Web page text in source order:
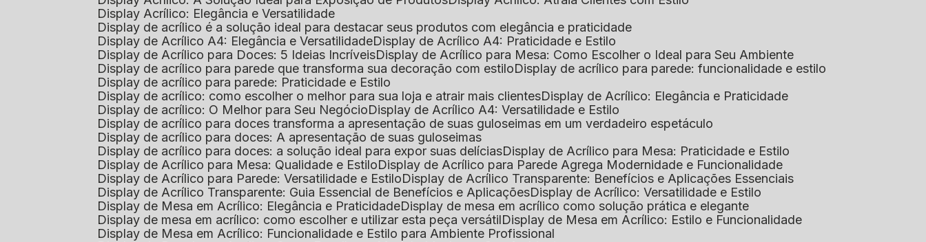
Display Acrílico: Elegância e Versatilidade
Display de acrílico é a solução ideal para destacar seus produtos com elegância e praticidade
Display de Acrílico A4: Elegância e Versatilidade
Display de Acrílico A4: Praticidade e Estilo
Display de Acrílico para Doces: 5 Ideias Incríveis
Display de Acrílico para Mesa: Como Escolher o Ideal para Seu Ambiente
Display de acrílico para parede que transforma sua decoração com estilo
Display de acrílico para parede: funcionalidade e estilo
Display de acrílico para parede: Praticidade e Estilo
Display de acrílico: como escolher o melhor para sua loja e atrair mais clientes
Display de Acrílico: Elegância e Praticidade
Display de acrílico: O Melhor para Seu Negócio
Display de Acrílico A4: Versatilidade e Estilo
Display de acrílico para doces transforma a apresentação de suas guloseimas em um verdadeiro espetáculo
Display de acrílico para doces: A apresentação de suas guloseimas
Display de acrílico para doces: a solução ideal para expor suas delícias
Display de Acrílico para Mesa: Praticidade e Estilo
Display de Acrílico para Mesa: Qualidade e Estilo
Display de Acrílico para Parede Agrega Modernidade e Funcionalidade
Display de Acrílico para Parede: Versatilidade e Estilo
Display de Acrílico Transparente: Benefícios e Aplicações Essenciais
Display de Acrílico Transparente: Guia Essencial de Benefícios e Aplicações
Display de Acrílico: Versatilidade e Estilo
Display de Mesa em Acrílico: Elegância e Praticidade
Display de mesa em acrílico como solução prática e elegante
Display de mesa em acrílico: como escolher e utilizar esta peça versátil
Display de Mesa em Acrílico: Estilo e Funcionalidade
Display de Mesa em Acrílico: Funcionalidade e Estilo para Ambiente Profissional